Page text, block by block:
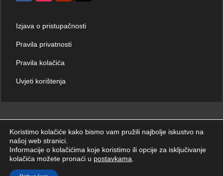
Izjava o pristupačnosti
Pravila privatnosti
Pravila kolačića
Uvjeti korištenja
© Hrvatski zavod za hitnu medicinu 2026. | Sva prava zadržana.
Koristimo kolačiće kako bismo vam pružili najbolje iskustvo na
našoj web stranici.
Informacije o kolačićima koje koristimo ili opcije za isključivanje
kolačića možete pronaći u postavkama